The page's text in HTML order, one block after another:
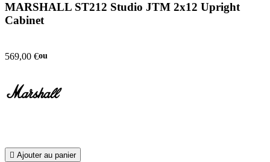
MARSHALL ST212 Studio JTM 2x12 Upright
Cabinet
569,00 €ou
 Ajouter au panier